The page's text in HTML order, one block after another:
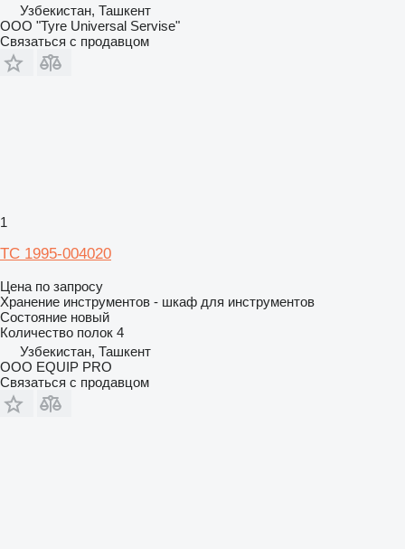
Узбекистан, Ташкент
OOO "Tyre Universal Servise"
Связаться с продавцом
1
ТС 1995-004020
Цена по запросу
Хранение инструментов - шкаф для инструментов
Состояние новый
Количество полок 4
Узбекистан, Ташкент
OOO EQUIP PRO
Связаться с продавцом